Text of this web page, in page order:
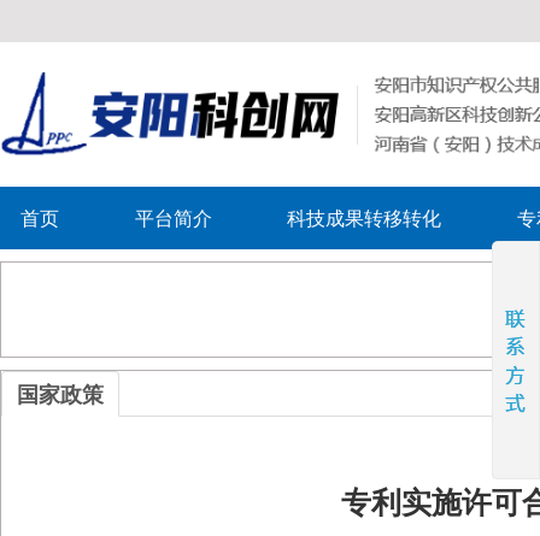
首页 平台简介 科技成果转移转化
国家政策
专利实施许可